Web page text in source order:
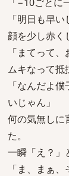
「明日も早
顔を少し赤く
「まてって
ムキなって抵
「なんだよ
いじゃん」
何の気無しに
た。
一瞬「え？」
「ま、まぁ